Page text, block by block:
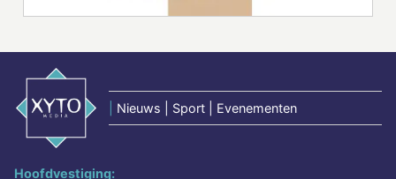
Nieuws | Sport | Evenementen
Hoofdvestiging: